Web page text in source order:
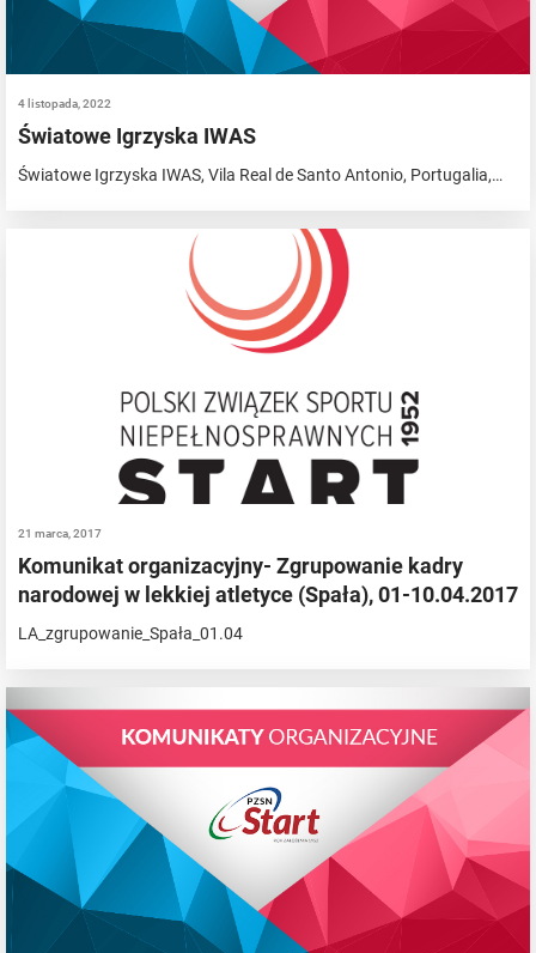
4 listopada, 2022
Światowe Igrzyska IWAS
Światowe Igrzyska IWAS, Vila Real de Santo Antonio, Portugalia,…
21 marca, 2017
Komunikat organizacyjny- Zgrupowanie kadry
narodowej w lekkiej atletyce (Spała), 01-10.04.2017
LA_zgrupowanie_Spała_01.04